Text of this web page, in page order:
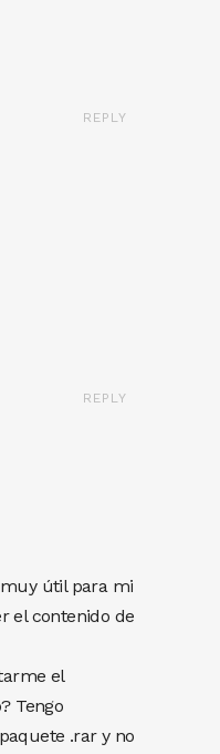
REPLY
REPLY
útil para mi
el contenido de
el
Tengo
.rar y no